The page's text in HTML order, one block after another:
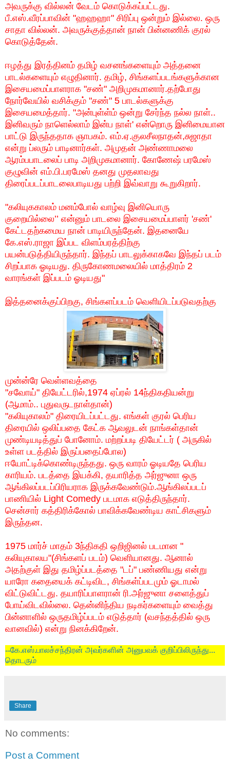
அவருக்கு வில்லன் வேடம் கொடுக்கப்பட்டது.
பீ.எஸ்.வீரப்பாவின் "ஹஹஹா" சிரிப்பு ஒன்றும் இல்லை. ஒரு
சாதா வில்லன். அவருக்குத்தான் நான் பின்னணிக் குரல்
கொடுத்தேன்.
ஈழத்து இரத்தினம் தமிழ் வசனங்களையும் அத்தனை
பாடல்களையும் எழுதினார். தமிழ், சிங்களப்படங்களுக்கான
இசையமைப்பாளராக "சண்" அறிமுகமானார்.தற்போது
நோர்வேயில் வசிக்கும் "சண்" 5 பாடல்களுக்கு
இசையமைத்தார். "அன்புள்ள்ம் ஒன்று சேர்ந்த நல்ல நாள்..
இனிவரும் நாளெல்லாம் இன்ப நாள்' என்றொரு இனிமையான
பாட்டு இருந்ததாக ஞாபகம். எம்.ஏ.குலசீலநாதன்,சுஜாதா
என்று ப்லரும் பாடினார்கள். அமுதன் அண்ணாமலை
ஆரம்பபாடலைப் பாடி அறிமுகமானார். கோணேஷ் பரமேஸ்
குழுவின் எம்.பி.பரமேஸ் தனது முதலாவது
திரைப்படப்பாடலைபாடியது பற்றி இவ்வாறு கூறுகிறார்.
"கலியுககாலம் மனம்போல் வாழ்வு இனியொரு
குறையில்லை’’ என்னும் பாடலை இசையமைப்பாளர் 'சண்'
கேட்டதற்கமைய நான் பாடியிருந்தேன். இதனையே
கே.எஸ்.ராஜா இப்பட
விளம்பரத்திற்கு
பயன்படுத்தியிருந்தார். இந்தப் பாடலுக்காகவே இந்தப் படம்
சிறப்பாக ஓடியது. திருகோணமலையில் மாத்திரம் 2
வாரங்கள் இப்படம் ஓடியது"
இத்தனைக்குப்பிறகு, சிங்களப்படம் வெளியிடப்படுவதற்கு
முன்ன்ரே வெள்ளவத்தை
"சவோய்" தியேட்டரில்,1974 ஏப்ரல் 14ந்திகதியன்று
(ஆமாம்.. புதுவருடநாள்தான்)
"கலியுகாலம்" திரையிடப்பட்டது. எங்கள் குரல் பெரிய
திரையில் ஒலிப்பதை கேட்க ஆவலுடன் நாங்கள்தான்
முண்டியடித்துப் போனோம். மற்றப்படி தியேட்டர் ( அருகில்
உள்ள படத்தில் இருப்பதைப்போல)
ஈயோட்டிக்கொண்டிருந்தது. ஒரு வாரம் ஓடியதே பெரிய
காரியம். படத்தை இயக்கி, தயாரித்த அர்ஜுனா ஒரு
ஆங்கிலப்படப்பிரியராக இருக்கவேண்டும்.ஆங்கிலப்படப்
பாணியில் Light Comedy படமாக எடுத்திருந்தார்.
சென்சார் கத்திரிக்கோல் பாவிக்கவேண்டிய காட்சிகளும்
இருந்தன.
1975 மார்ச் மாதம் 3ந்திகதி ஒறிஜினல் படமான "
கலியுகாலய"(சிங்களப் படம்) வெளியானது. ஆனால்
அதற்குள் இது தமிழ்ப்படத்தை "டப்" பண்ணியது என்று
யாரோ கதையைக் கட்டிவிட , சிங்கள்ப்படமும் ஓடாமல்
விட்டுவிட்டது. தயாரிப்பாளரான் ரி.அர்ஜுனா சளைத்துப்
போய்விடவில்லை. தென்னிந்திய நடிகர்களையும் வைத்து
பின்னாளில் ஒருதமிழ்ப்படம் எடுத்தார் (வசந்தத்தில் ஒரு
வானவில்) என்று நினக்கிறேன்.
--கே.எஸ்.பாலச்சந்திரன் அவர்களின் அனுபவக் குறிப்பிலிருந்து...
தொடரும்
Share
No comments:
Post a Comment